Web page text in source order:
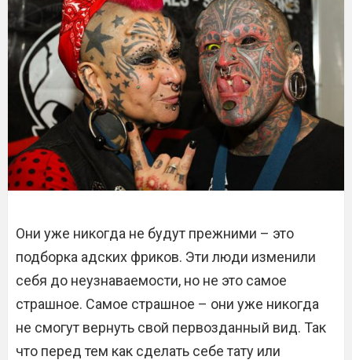
Они уже никогда не будут прежними – это
подборка адских фриков. Эти люди изменили
себя до неузнаваемости, но не это самое
страшное. Самое страшное – они уже никогда
не смогут вернуть свой первозданный вид. Так
что перед тем как сделать себе тату или